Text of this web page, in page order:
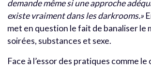
demande même si une approche
existe vraiment dans les darkrooms.»
met en question le fait de banaliser le
soirées, substances et sexe.
Face à l’essor des pratiques comme le